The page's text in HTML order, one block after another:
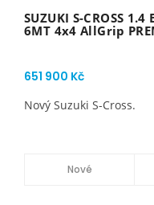
SUZUKI S-CROSS
6MT 4x4 AllGrip
651 900 Kč
Nový Suzuki S-Cross.
Nové